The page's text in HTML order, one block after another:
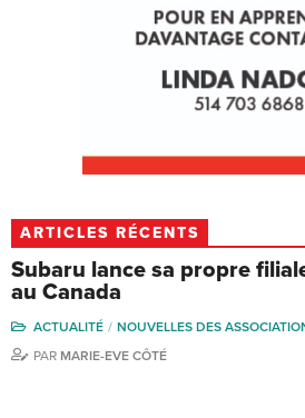
ARTICLES RÉCENTS
Subaru lance sa propre
au Canada
ACTUALITÉ
NOUVELLES DES
PAR MARIE-EVE CÔTÉ